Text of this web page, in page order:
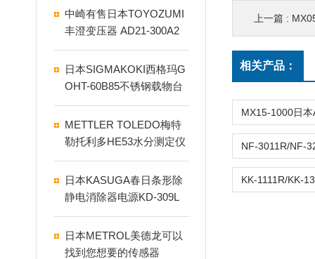
中崎有售日本TOYOZUMI
丰澄变压器 AD21-300A2
日本SIGMAKOKI西格玛G
OHT-60B85不锈钢载物台
METTLER TOLEDO梅特
勒托利多HE53水分测定仪
日本KASUGA春日条形除
静电消除器电源KD-309L
日本METROL美德龙可以
找到您想要的传感器
上一篇 :
相关产品：